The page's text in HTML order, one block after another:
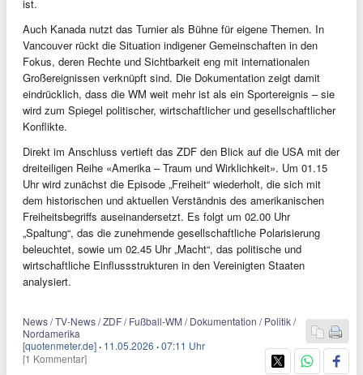
ist.
Auch Kanada nutzt das Turnier als Bühne für eigene Themen. In
Vancouver rückt die Situation indigener Gemeinschaften in den
Fokus, deren Rechte und Sichtbarkeit eng mit internationalen
Großereignissen verknüpft sind. Die Dokumentation zeigt damit
eindrücklich, dass die WM weit mehr ist als ein Sportereignis – sie
wird zum Spiegel politischer, wirtschaftlicher und gesellschaftlicher
Konflikte.
Direkt im Anschluss vertieft das ZDF den Blick auf die USA mit der
dreiteiligen Reihe «Amerika – Traum und Wirklichkeit». Um 01.15
Uhr wird zunächst die Episode „Freiheit“ wiederholt, die sich mit
dem historischen und aktuellen Verständnis des amerikanischen
Freiheitsbegriffs auseinandersetzt. Es folgt um 02.00 Uhr
„Spaltung“, das die zunehmende gesellschaftliche Polarisierung
beleuchtet, sowie um 02.45 Uhr „Macht“, das politische und
wirtschaftliche Einflussstrukturen in den Vereinigten Staaten
analysiert.
News / TV-News / ZDF / Fußball-WM / Dokumentation / Politik /
Nordamerika
[quotenmeter.de] · 11.05.2026 ·07:11 Uhr
[1 Kommentar]